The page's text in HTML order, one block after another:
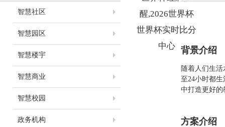
醒,2026世界杯
世界杯实时比分
中心
智慧社区
智慧园区
智慧楼宇
智慧商业
智慧校园
政务机构
背景介绍
随着人们生
至24小时都
中打造更好
方案介绍